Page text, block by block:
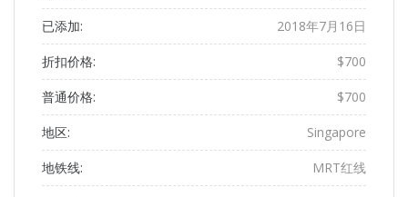
已添加: 2018年7月16日
折扣价格: $700
普通价格: $700
地区: Singapore
地铁线: MRT红线